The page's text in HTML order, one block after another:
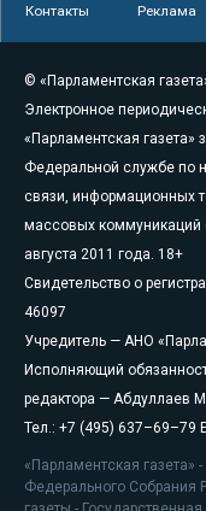
Контакты Реклама
© «Парламентская
Электронное
«Парламентская газета»
Федеральной службе по
связи, информационных
массовых коммуникаций
августа 2011 года. 18+
Свидетельство о
46097
Учредитель — АНО
Исполняющий
редактора — Абдуллаев
Тел.: +7 (495) 637–69–79
«Парламентская
Федерального Собрания